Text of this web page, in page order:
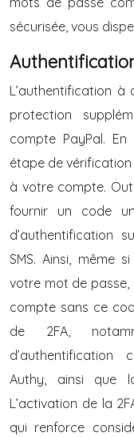
sécurisée, vous
L’authentification
protection
compte PayPal.
étape de
à votre compte.
fournir un code
d’authentification
SMS. Ainsi, même
votre mot de
compte sans ce
de 2FA,
d’authentification
Authy, ainsi que
L’activation de la
qui renforce